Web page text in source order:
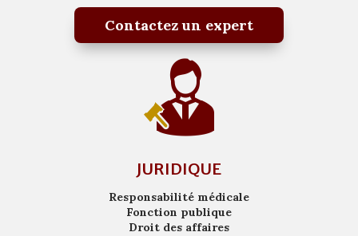
Contactez un expert
JURIDIQUE
Responsabilité médicale
Fonction publique
Droit des affaires